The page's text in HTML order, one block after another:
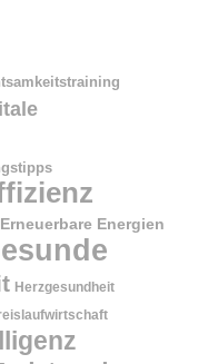
Erneuerbare Energien
Herzgesundheit